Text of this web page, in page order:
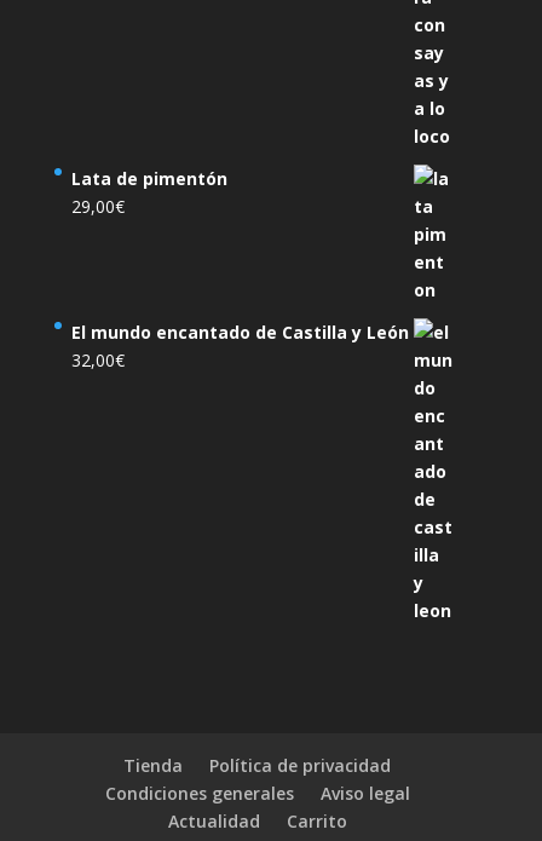
Lata de pimentón
29,00€
El mundo encantado de Castilla y León
32,00€
Tienda
Política de privacidad
Condiciones generales
Aviso legal
Actualidad
Carrito